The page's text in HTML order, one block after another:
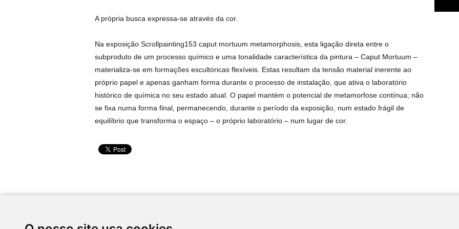
A própria busca expressa-se através da cor.
Na exposição Scrollpainting153 caput mortuum metamorphosis, esta ligação direta entre o
subproduto de um processo químico e uma tonalidade característica da pintura – Caput Mortuum –
materializa-se em formações escultóricas flexíveis. Estas resultam da tensão material inerente ao
próprio papel e apenas ganham forma durante o processo de instalação, que ativa o laboratório
histórico de química no seu estado atual. O papel mantém o potencial de metamorfose contínua; não
se fixa numa forma final, permanecendo, durante o período da exposição, num estado frágil de
equilíbrio que transforma o espaço – o próprio laboratório – num lugar de cor.